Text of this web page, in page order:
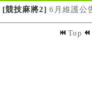
[競技麻將2] 6月維護公
Top